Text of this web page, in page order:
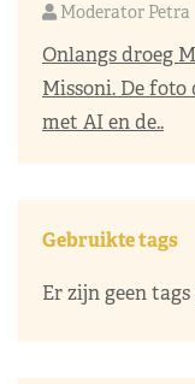
Moderator Petra
Onlangs droeg
Missoni. De
met AI en de..
Gebruikte tags
Er zijn geen